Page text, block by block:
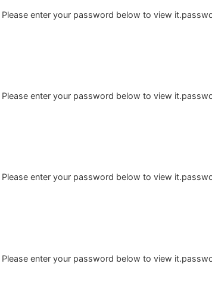
enter your password below to view
enter your password below to view
enter your password below to view
enter your password below to view